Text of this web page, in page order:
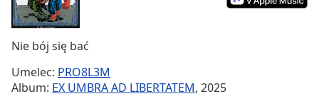
Duration-:-
Loaded:
Stream
TypeLIVE
Seek to
live,
Nie bój się bać
Umelec: PRO8L3M
Album: EX UMBRA AD LIBERTATEM, 2025